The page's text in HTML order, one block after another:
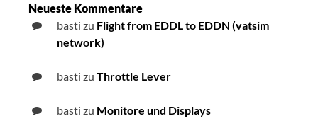
Neueste Kommentare
basti zu Flight from EDDL to EDDN (vatsim
network)
basti zu Throttle Lever
basti zu Monitore und Displays